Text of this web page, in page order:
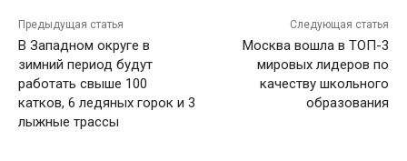
Предыдущая статья
В Западном округе в
зимний период будут
работать свыше 100
катков, 6 ледяных горок и 3
лыжные трассы
Следующая статья
Москва вошла в ТОП-3
мировых лидеров по
качеству школьного
образования